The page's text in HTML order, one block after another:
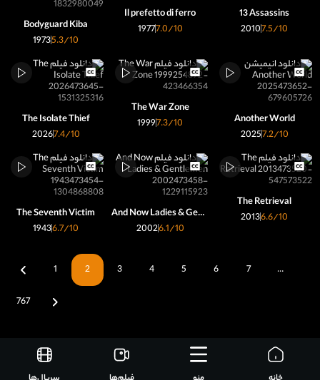
13 Assassins
20107.5/10
Il prefetto di ferro
19777.0/10
Bodyguard Kiba
19735.3/10
Another World
20257.2/10
The War Zone
19997.3/10
The Isolate Thief
20267.4/10
The Retrieval
20136.6/10
And Now Ladies & Gentlemen
20026.1/10
The Seventh Victim
19436.7/10
1 2 3 4 5 6 7 …
767